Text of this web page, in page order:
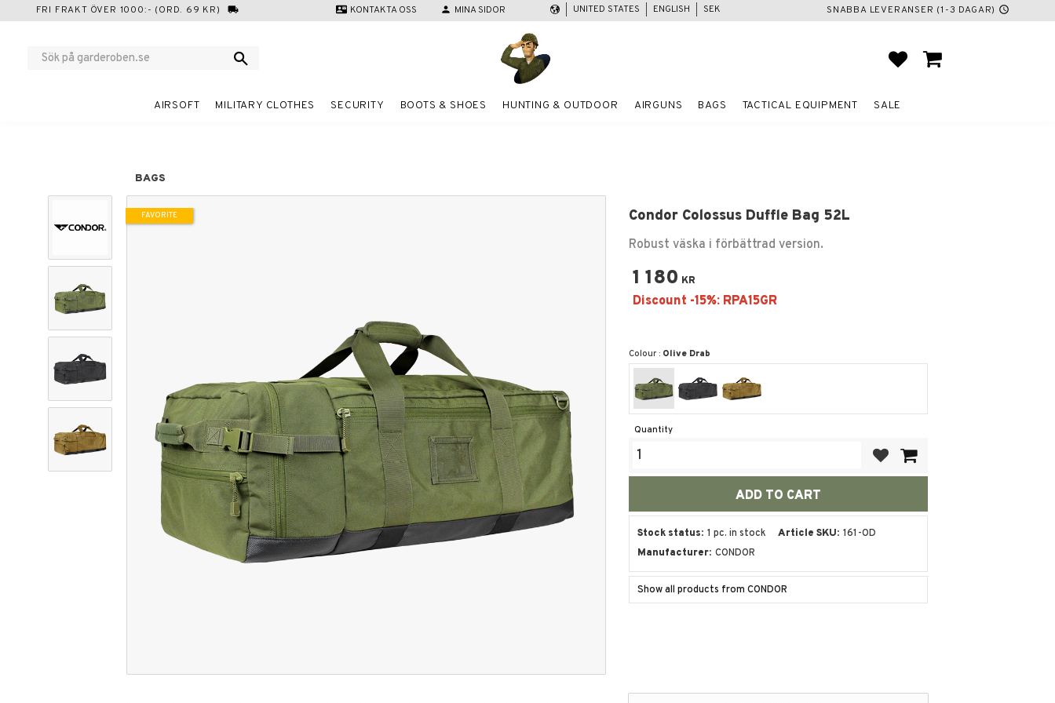
FRI FRAKT ÖVER 1000:- (ORD. 69 KR) local_shipping contact_mail KONTAKTA OSS person MINA SIDOR SNABBA LEVERANSER (1-3 DAGAR) schedule
UNITED STATES ENGLISH SEK
FAVORITES
BASKET
AIRSOFT MILITARY CLOTHES SECURITY BOOTS & SHOES HUNTING & OUTDOOR AIRGUNS BAGS TACTICAL EQUIPMENT SALE
BAGS
Condor Colossus Duffle Bag 52L
Robust väska i förbättrad version.
FAVORITE
1 180 KR
Colour : Olive Drab
Quantity
Stock status 1 pc. in stock Article SKU 161-OD
Manufacturer CONDOR
Show all products from CONDOR